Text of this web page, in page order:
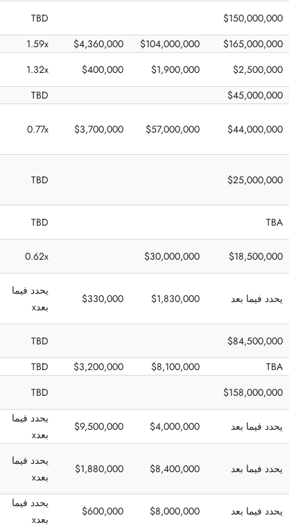
$150,000,000
TBD
$165,000,000
$104,000,000
$4,360,000
1.59x
$2,500,000
$1,900,000
$400,000
1.32x
$45,000,000
TBD
$44,000,000
$57,000,000
$3,700,000
0.77x
$25,000,000
TBD
TBA
TBD
$18,500,000
$30,000,000
0.62x
يحدد فيما بعد $1,830,000
$330,000
يحدد فيما
بعدx
$84,500,000
TBD
TBA
$8,100,000
$3,200,000
TBD
$158,000,000
TBD
يحدد فيما بعد $4,000,000
$9,500,000
يحدد فيما
بعدx
يحدد فيما بعد $8,400,000
$1,880,000
يحدد فيما
بعدx
يحدد فيما بعد $8,000,000
$600,000
يحدد فيما
بعدx